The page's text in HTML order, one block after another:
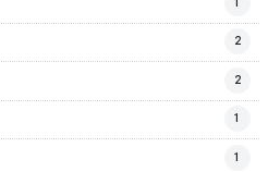
1
2
2
1
1